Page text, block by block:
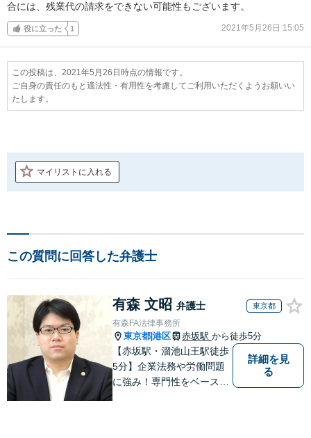
合には、残業代の請求をできない可能性もございます。
役に立った 1 2021年5月26日 15:05
この投稿は、2021年5月26日時点の情報です。
ご自身の責任のもと適法性・有用性を考慮してご利用いただくようお願いい
たします。
マイリストに入れる
この質問に回答した弁護士
有森 文昭 弁護士 東京都
有森FA法律事務所
東京都 港区 赤坂駅 から徒歩5分
【赤坂駅・溜池山王駅徒歩
5分】企業法務や労働問題
に強み！専門性をベースに
詳細を見
る